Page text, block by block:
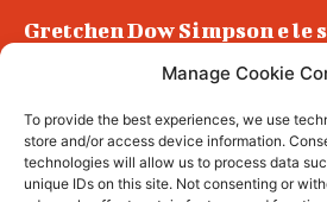
Manage Cookie
To provide the best experiences, we use
store and/or access device information.
technologies will allow us to process data
unique IDs on this site. Not consenting or
Gretchen Dow Simpson e le
Podlech, il Cile lo ha
all’ergastolo